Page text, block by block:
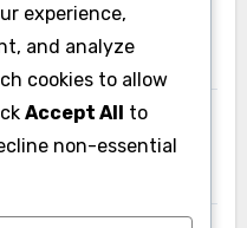
Trends en
inhoud:
authenticiteit
experience,
and analyze
cookies to allow
Accept All to
non-essential